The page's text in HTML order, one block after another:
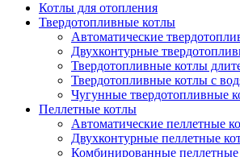
Котлы для отопления
Твердотопливные котлы
Автоматические
Двухконтурные
Твердотопливные котлы
Твердотопливные котлы с
Чугунные твердотопливные
Пеллетные котлы
Автоматические пеллетные
Двухконтурные пеллетные
Комбинированные